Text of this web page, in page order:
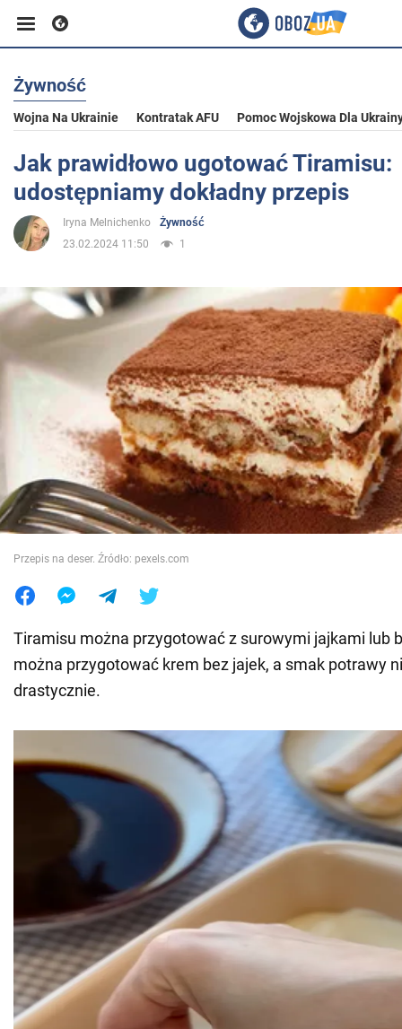
Biznes
Sport
Rozrywka
Polityka
Społeczeństwo
Wojna na Ukrainie
Świat
Jedzenie
Żywność
Wojna Na Ukrainie Kontratak AFU Pomoc Wojskowa Dla
Jak prawidłowo ugotować Tiramisu:
udostępniamy dokładny przepis
Iryna Melnichenko
Żywność
23.02.2024 11:50
1
Przepis na deser. Źródło: pexels.com
Tiramisu można przygotować z surowymi jajkami lub
można przygotować krem bez jajek, a smak potrawy
drastycznie.